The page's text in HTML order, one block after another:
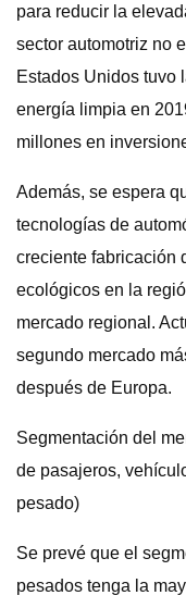
para reducir la
sector automotriz no
Estados Unidos tuvo
energía limpia en
millones en
Además, se espera
tecnologías de
creciente fabricación
ecológicos en la
mercado regional.
segundo mercado
después de Europa.
Segmentación del
de pasajeros,
pesado)
Se prevé que el
pesados ​​tenga la